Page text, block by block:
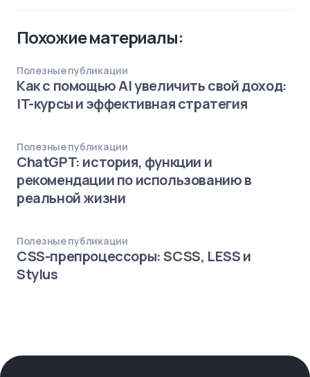
Похожие материалы:
Полезные публикации
Как с помощью AI увеличить свой доход:
IT-курсы и эффективная стратегия
Полезные публикации
ChatGPT: история, функции и
рекомендации по использованию в
реальной жизни
Полезные публикации
CSS-препроцессоры: SCSS, LESS и
Stylus